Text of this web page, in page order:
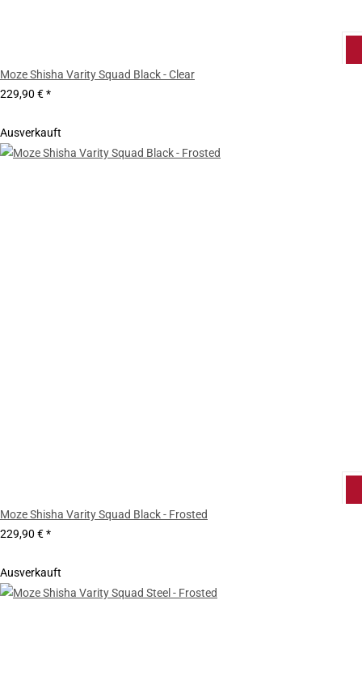
Moze Shisha Varity Squad Black - Clear
229,90 €*
Ausverkauft
Moze Shisha Varity Squad Black - Frosted
229,90 €*
Ausverkauft